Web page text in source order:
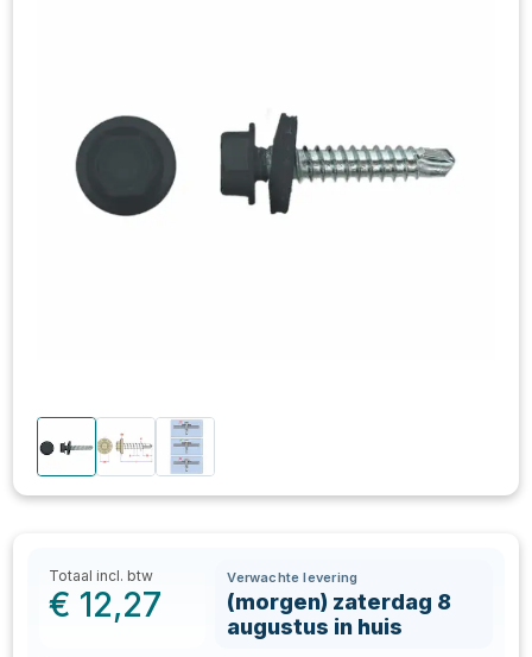
Totaal incl. btw
€ 12,27
Verwachte levering
(morgen) zaterdag 8
augustus in huis